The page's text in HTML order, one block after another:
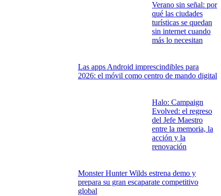
Verano sin señal: por
qué las ciudades
turísticas se quedan
sin internet cuando
más lo necesitan
Las apps Android imprescindibles para
2026: el móvil como centro de mando digital
Halo: Campaign
Evolved: el regreso
del Jefe Maestro
entre la memoria, la
acción y la
renovación
Monster Hunter Wilds estrena demo y
prepara su gran escaparate competitivo
global